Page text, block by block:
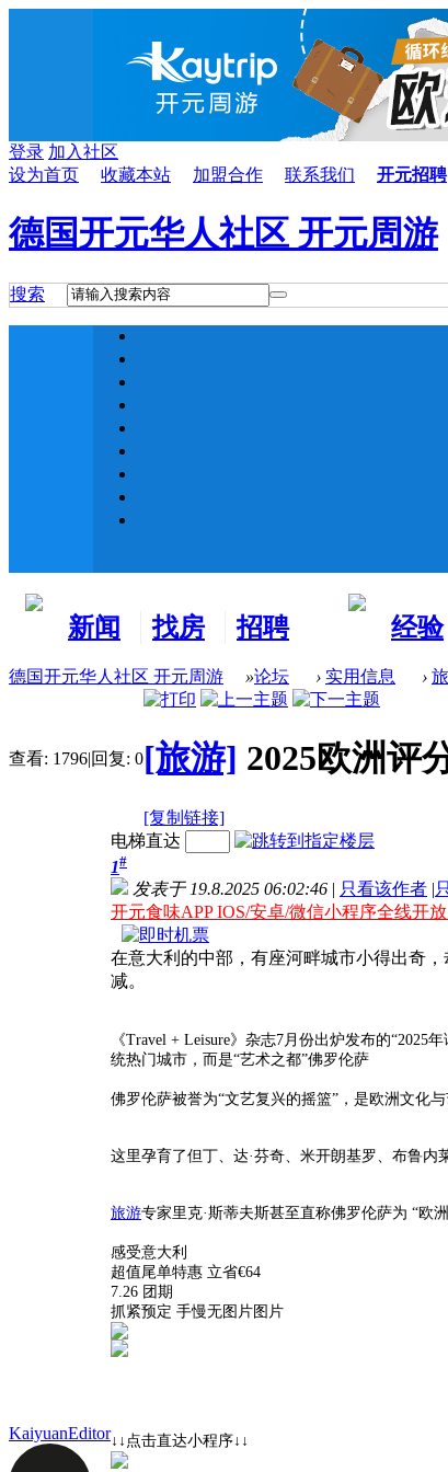
登录 加入社区
设为首页
收藏本站 加盟合作 联系我们 开元招聘
德国开元华人社区 开元周游
搜索
新闻
找房
招聘
经验
德国开元华人社区 开元周游 »论坛 › 实用信息 ›
查看: 1796|回复: 0[旅游] 2025欧洲评
[复制链接]
KaiyuanEditor
电梯直达
1#
发表于 19.8.2025 06:02:46 | 只看该作者 |
开元食味APP IOS/安卓/微信小程序全线开
在意大利的中部，有座河畔城市小得出奇
减。
《Travel + Leisure》杂志7月份出炉发布的
统热门城市，而是“艺术之都”佛罗伦萨
佛罗伦萨被誉为“文艺复兴的摇篮”，是欧洲文化
这里孕育了但丁、达·芬奇、米开朗基罗、布鲁内
旅游专家里克·斯蒂夫斯甚至直称佛罗伦萨为 “欧
感受意大利
超值尾单特惠 立省€64
7.26 团期
抓紧预定 手慢无图片图片
↓↓点击直达小程序↓↓